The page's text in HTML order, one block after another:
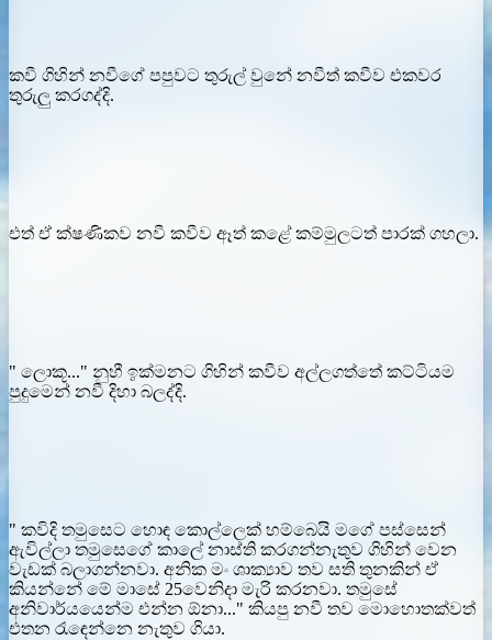
කවී ගිහින් නවීගේ පපුවට තුරුල් වුනේ නවීත් කවීව එකවර
තුරුලු කරගද්දි.
එත් ඒ ක්ෂණිකව නවී කවීව ඈත් කළේ කම්මුලටත් පාරක් ගහලා.
" ලොකූ..." නුහී ඉක්මනට ගිහින් කවීව අල්ලගත්තේ කට්ටියම
පුදුමෙන් නවී දිහා බලද්දි.
" කවිදි තමුසෙට හොඳ කොල්ලෙක් හම්බෙයි මගේ පස්සෙන්
ඇවිල්ලා තමුසෙගේ කාලේ නාස්ති කරගන්නැතුව ගිහින් වෙන
වැඩක් බලාගන්නවා. අනික මං ශාක්‍යාව තව සති තුනකින් ඒ
කියන්නේ මේ මාසේ 25වෙනිදා මැරි කරනවා. තමුසේ
අනිවාර්යයෙන්ම එන්න ඕනා..." කියපු නවී තව මොහොතක්වත්
එතන රැඳෙන්නෙ නැතුව ගියා.